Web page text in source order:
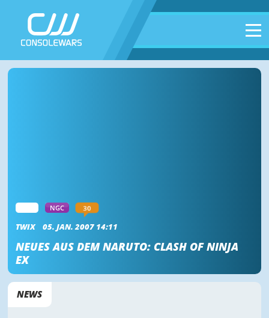
NGC
30
TWIX
05. JAN. 2007 14:11
NEUES AUS DEM NARUTO: CLASH OF NINJA
EX
NEWS